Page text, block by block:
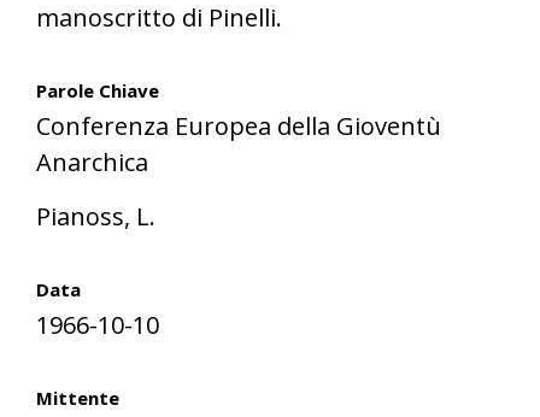
manoscritto di Pinelli.
Parole Chiave
Conferenza Europea della Gioventù
Anarchica
Pianoss, L.
Data
1966-10-10
Mittente